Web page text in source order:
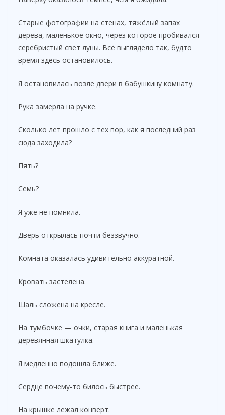
Старые фотографии на стенах, тяжёлый запах
дерева, маленькое окно, через которое пробивался
серебристый свет луны. Всё выглядело так, будто
время здесь остановилось.
Я остановилась возле двери в бабушкину комнату.
Рука замерла на ручке.
Сколько лет прошло с тех пор, как я последний раз
сюда заходила?
Пять?
Семь?
Я уже не помнила.
Дверь открылась почти беззвучно.
Комната оказалась удивительно аккуратной.
Кровать застелена.
Шаль сложена на кресле.
На тумбочке — очки, старая книга и маленькая
деревянная шкатулка.
Я медленно подошла ближе.
Сердце почему-то билось быстрее.
На крышке лежал конверт.